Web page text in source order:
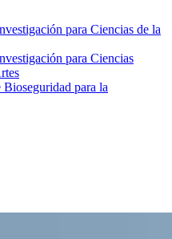
para Ciencias de la
para Ciencias
para la